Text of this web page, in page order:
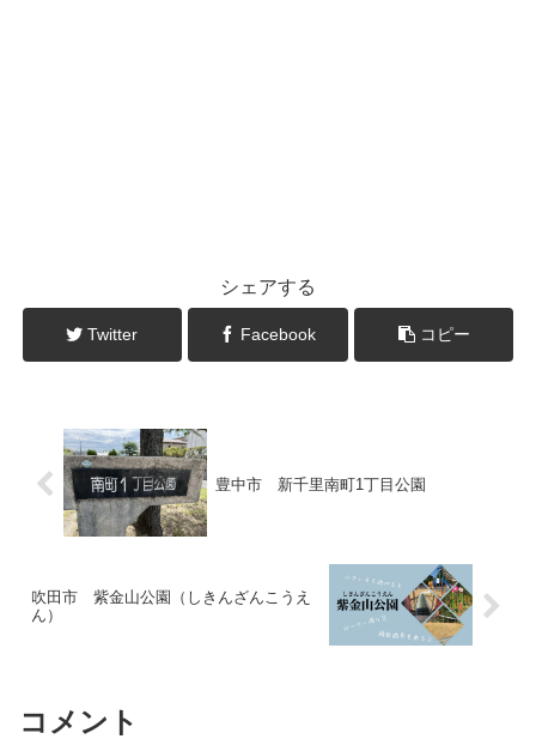
シェアする
Twitter Facebook コピー
豊中市 新千里南町1丁目公園
吹田市 紫金山公園（しきんざんこうえ
ん）
コメント